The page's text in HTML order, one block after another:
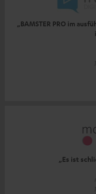
„BAMSTER PRO im
„Es ist